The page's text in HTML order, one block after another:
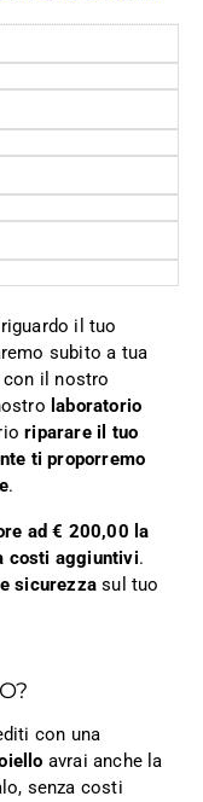
riguardo il tuo
subito a tua
il nostro
laboratorio
riparare il tuo
ti proporremo
.
ad € 200,00 la
costi aggiuntivi.
sicurezza sul tuo
con una
avrai anche la
senza costi